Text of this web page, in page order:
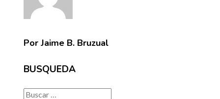
Por Jaime B. Bruzual
BUSQUEDA
Buscar: